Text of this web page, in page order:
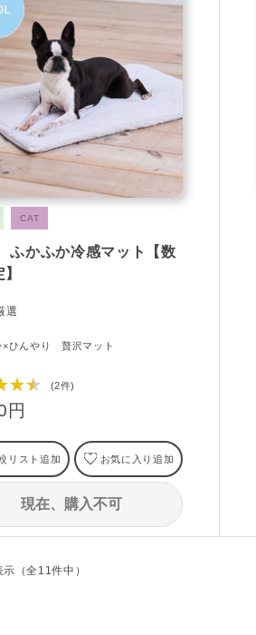
CAT
かふか冷感マット【数
選
×ひんやり 贅沢マット
(2件)
円
リスト追加 お気に入り追加
現在、購入不可
（全11件中）